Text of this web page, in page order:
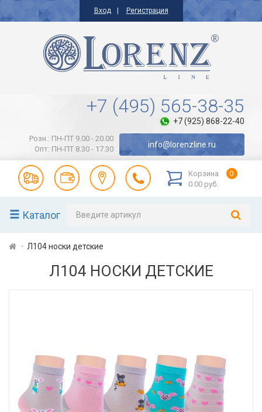
Вход Регистрация
+7 (495) 565-38-35
+7 (925) 868-22-40
Розн.: ПН-ПТ 9.00 - 20.00
Опт: ПН-ПТ 8.30 - 17.30
info@lorenzline.ru
Корзина
0
0.00 руб.
Каталог
Л104 носки детские
Л104 НОСКИ ДЕТСКИЕ